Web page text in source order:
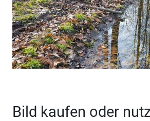
Bild kaufen oder